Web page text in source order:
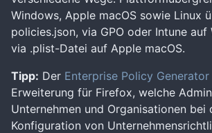
Windows, Apple macOS sowie Linux
policies.json, via GPO oder Intune
via .plist-Datei auf Apple macOS.
Tipp: Der Enterprise Policy Generator
Erweiterung für Firefox, welche
Unternehmen und Organisationen bei
Konfiguration von